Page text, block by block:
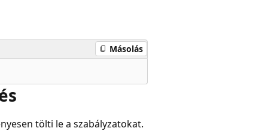
Másolás
tölti le a szabályzatokat.